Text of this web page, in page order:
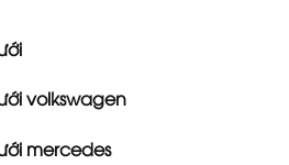
volkswagen
mercedes